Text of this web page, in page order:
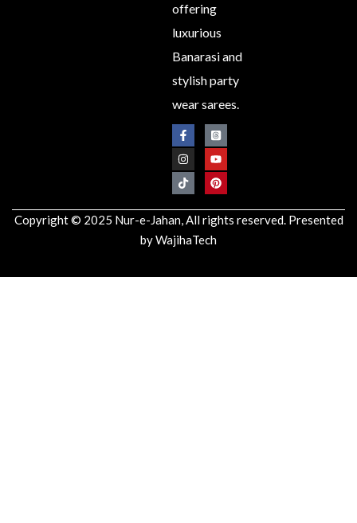
offering
luxurious
Banarasi and
stylish party
wear sarees.
Copyright © 2025 Nur-e-Jahan, All rights reserved. Presented
byWajihaTech